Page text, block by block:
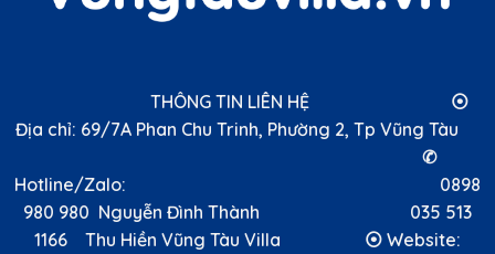
THÔNG TIN LIÊN HỆ ⦿
Địa chỉ: 69/7A Phan Chu Trinh, Phường 2, Tp Vũng Tàu
✆
Hotline/Zalo: 0898
980 980 Nguyễn Đình Thành 035 513
1166 Thu Hiền Vũng Tàu Villa ⦿ Website: